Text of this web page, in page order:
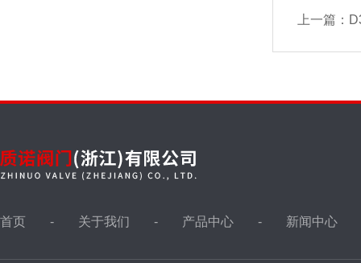
上一篇：
首页 关于我们 产品中心 新闻中心